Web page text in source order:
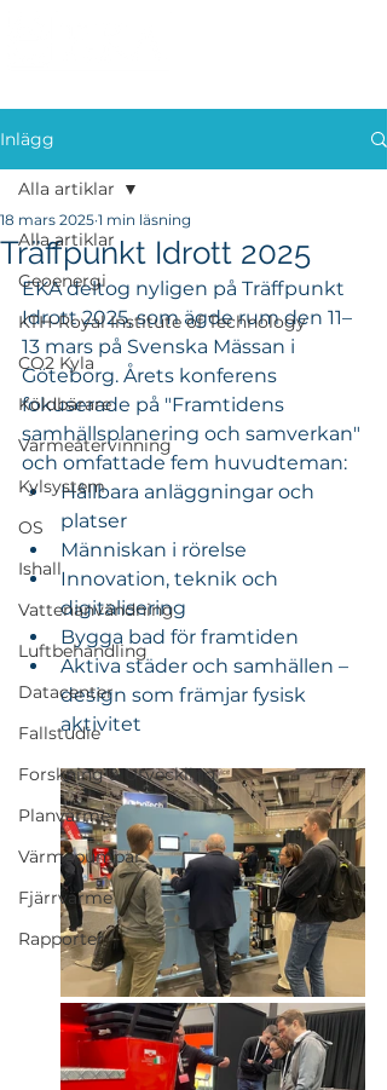
Inlägg
Alla artiklar
Geoenergi
KTH-Royal Institute of Technology
CO2 Kyla
Köldbärare
Värmeåtervinning
Kylsystem
OS
Ishall
Vattenanvändning
Luftbehandling
Datacenter
Fallstudie
Forskning & Utveckling
Planvärme
Värmepumpar
Fjärrvärme
Rapporter
Alla artiklar
Träffpunkt Idrott 2025
18 mars 2025 1 min läsning
EKA deltog nyligen på Träffpunkt
Idrott 2025, som ägde rum den 11–
13 mars på Svenska Mässan i
Göteborg. Årets konferens
fokuserade på "Framtidens
samhällsplanering och samverkan"
och omfattade fem huvudteman:
Hållbara anläggningar och
platser
Människan i rörelse
Innovation, teknik och
digitalisering
Bygga bad för framtiden
Aktiva städer och samhällen –
design som främjar fysisk
aktivitet